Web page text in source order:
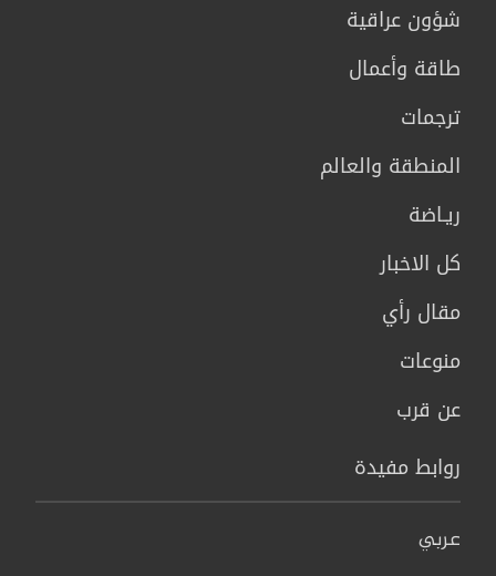
شؤون عراقية
طاقة وأعمال
ترجمات
المنطقة والعالم
ريـاضة
كل الاخبار
مقال رأي
منوعات
عن قرب
روابط مفيدة
عربي